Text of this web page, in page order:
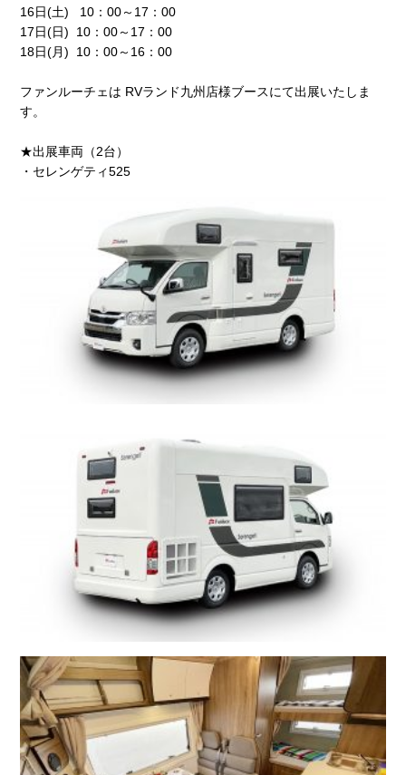
16日(土) 10：00～17：00
17日(日) 10：00～17：00
18日(月) 10：00～16：00
ファンルーチェは RVランド九州店様ブースにて出展いたしま
す。
★出展車両（2台）
・セレンゲティ525